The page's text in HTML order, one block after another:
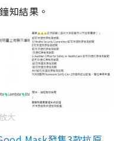
知結果。
大